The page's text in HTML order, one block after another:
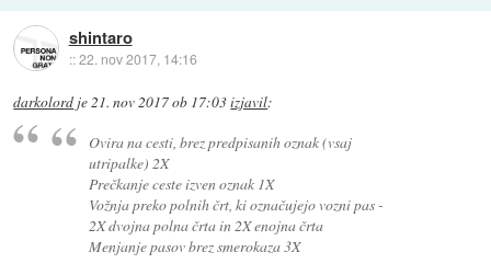
shintaro
::22. nov 2017, 14:16
darkolord je21. nov 2017 ob 17:03izjavil:
Ovira na cesti, brez predpisanih oznak (vsaj
utripalke) 2X
Prečkanje ceste izven oznak 1X
Vožnja preko polnih črt, ki označujejo vozni pas -
2X dvojna polna črta in 2X enojna črta
Menjanje pasov brez smerokaza 3X